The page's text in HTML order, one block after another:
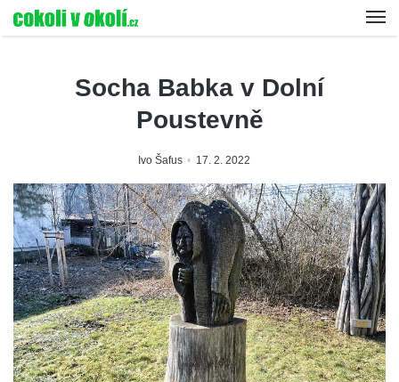
Socha Babka v Dolní
Poustevně
Ivo Šafus 17. 2. 2022